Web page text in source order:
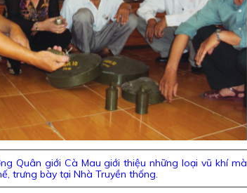
Quân giới Cà Mau giới thiệu những loại vũ khí mà
trưng bày tại Nhà Truyền thống.